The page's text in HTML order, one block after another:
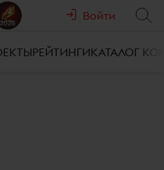
Войти
РЕЙТИНГИКАТАЛОГ